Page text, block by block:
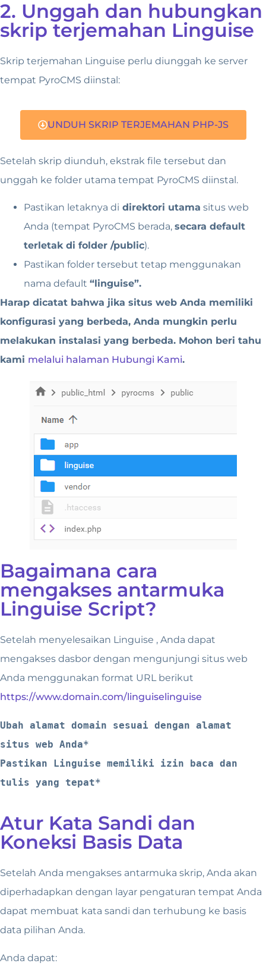
2. Unggah dan hubungkan
skrip terjemahan Linguise
Skrip terjemahan Linguise perlu diunggah ke server
tempat PyroCMS diinstal:
UNDUH SKRIP TERJEMAHAN PHP-JS
Setelah skrip diunduh, ekstrak file tersebut dan
unggah ke folder utama tempat PyroCMS diinstal.
Pastikan letaknya di direktori utama situs web
Anda (tempat PyroCMS berada, secara default
terletak di folder /public).
Pastikan folder tersebut tetap menggunakan
nama default “linguise”.
Harap dicatat bahwa jika situs web Anda memiliki
konfigurasi yang berbeda, Anda mungkin perlu
melakukan instalasi yang berbeda. Mohon beri tahu
kami melalui halaman Hubungi Kami.
Bagaimana cara
mengakses antarmuka
Linguise Script?
Setelah menyelesaikan Linguise , Anda dapat
mengakses dasbor dengan mengunjungi situs web
Anda menggunakan format URL berikut
https://www.domain.com/linguiselinguise
Ubah alamat domain sesuai dengan alamat
situs web Anda*
Pastikan Linguise memiliki izin baca dan
tulis yang tepat*
Atur Kata Sandi dan
Koneksi Basis Data
Setelah Anda mengakses antarmuka skrip, Anda akan
diperhadapkan dengan layar pengaturan tempat Anda
dapat membuat kata sandi dan terhubung ke basis
data pilihan Anda.
Anda dapat: